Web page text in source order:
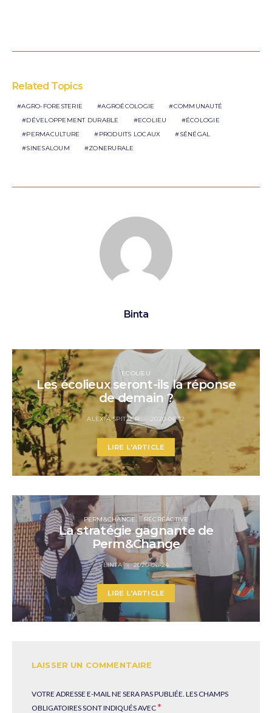
Related Topics
AGRO-FORESTERIE AGROÉCOLOGIE
COMMUNAUTÉ
DÉVELOPPEMENT DURABLE
ECOLIEU
ÉCOLOGIE
PERMACULTURE
PRODUITS LOCAUX
SÉNÉGAL
SINESALOUM
ZONERURALE
Binta
ECOLIEU
Les écolieux seront-ils la réponse
de demain ?
ALEXIA SPITZER 2020-06-12
LIRE L'ARTICLE
PERM&CHANGE RÉCRÉACTIVE
La stratégie gagnante de
Perm&Change
BINTA 2020-06-24
LIRE L'ARTICLE
LAISSER UN COMMENTAIRE
VOTRE ADRESSE E-MAIL NE SERA PAS PUBLIÉE. LES CHAMPS
OBLIGATOIRES SONT INDIQUÉS AVEC*